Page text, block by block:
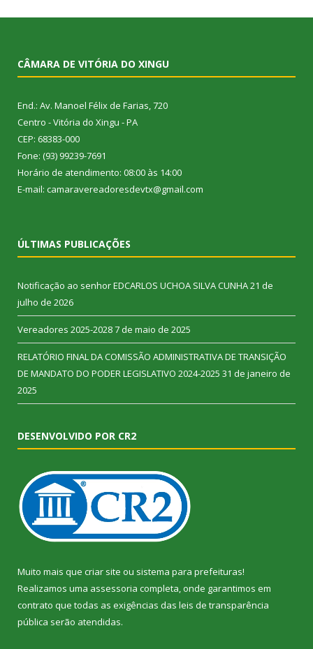
CÂMARA DE VITÓRIA DO XINGU
End.: Av. Manoel Félix de Farias, 720
Centro - Vitória do Xingu - PA
CEP: 68383-000
Fone: (93) 99239-7691
Horário de atendimento: 08:00 às 14:00
E-mail: camaravereadoresdevtx@gmail.com
ÚLTIMAS PUBLICAÇÕES
Notificação ao senhor EDCARLOS UCHOA SILVA CUNHA21 de
julho de 2026
Vereadores 2025-20287 de maio de 2025
RELATÓRIO FINAL DA COMISSÃO ADMINISTRATIVA DE TRANSIÇÃO
DE MANDATO DO PODER LEGISLATIVO 2024-2025 31 de janeiro de
2025
DESENVOLVIDO POR CR2
Muito mais que criar site ou sistema para prefeituras!
Realizamos uma assessoria completa, onde garantimos em
contrato que todas as exigências das leis de transparência
pública serão atendidas.